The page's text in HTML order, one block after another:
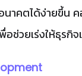
นาคตได้ง่ายขึ้น
อช่วยเร่งให้ธุรกิจ